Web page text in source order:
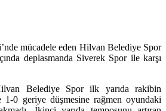
mücadele eden Hilvan Belediye Spor
deplasmanda Siverek Spor ile karşı
Belediye Spor ilk yarıda rakibin
1-0 geriye düşmesine rağmen oyundaki